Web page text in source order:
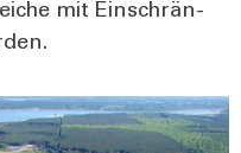
mit Ein­schrän­